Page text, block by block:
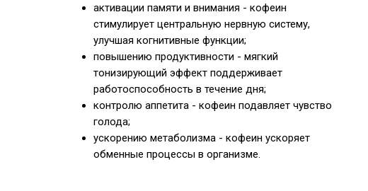
активации памяти и внимания - кофеин
стимулирует центральную нервную систему,
улучшая когнитивные функции;
повышению продуктивности - мягкий
тонизирующий эффект поддерживает
работоспособность в течение дня;
контролю аппетита - кофеин подавляет чувство
голода;
ускорению метаболизма - кофеин ускоряет
обменные процессы в организме.